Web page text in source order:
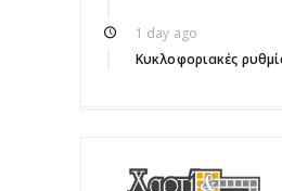
1 day ago
Κυκλοφοριακές